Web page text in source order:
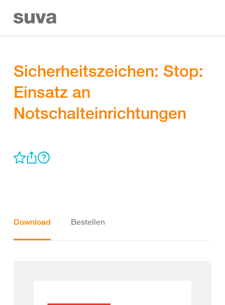
Sicherheitszeichen: Stop:
Einsatz an
Notschalteinrichtungen
Download Bestellen